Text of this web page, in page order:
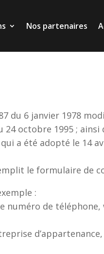
Nos partenaires
Nos partenaires
du 6 janvier 1978
24 octobre 1995 ; ainsi
a été adopté le 14
le formulaire de
:
numéro de téléphone,